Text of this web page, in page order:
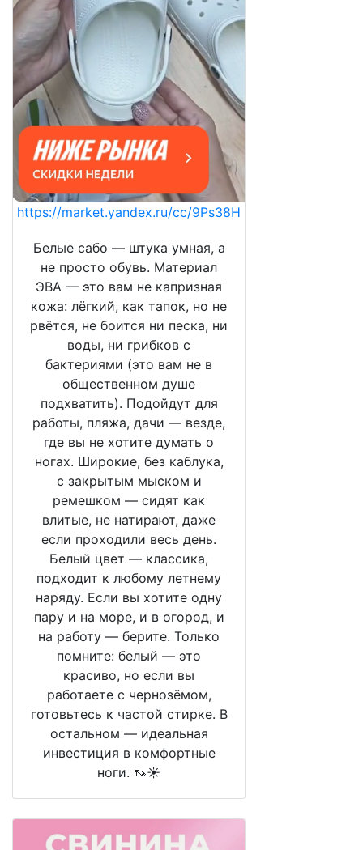
https://market.yandex.ru/cc/9Ps38H
Белые сабо — штука умная, а
не просто обувь. Материал
ЭВА — это вам не капризная
кожа: лёгкий, как тапок, но не
рвётся, не боится ни песка, ни
воды, ни грибков с
бактериями (это вам не в
общественном душе
подхватить). Подойдут для
работы, пляжа, дачи — везде,
где вы не хотите думать о
ногах. Широкие, без каблука,
с закрытым мыском и
ремешком — сидят как
влитые, не натирают, даже
если проходили весь день.
Белый цвет — классика,
подходит к любому летнему
наряду. Если вы хотите одну
пару и на море, и в огород, и
на работу — берите. Только
помните: белый — это
красиво, но если вы
работаете с чернозёмом,
готовьтесь к частой стирке. В
остальном — идеальная
инвестиция в комфортные
ноги. 👡☀️